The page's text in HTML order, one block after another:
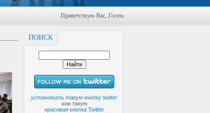
Приветствую Вас, Гость
ПОИСК
установить такую кнопку twitter
или такую
красивая кнопка Twitter